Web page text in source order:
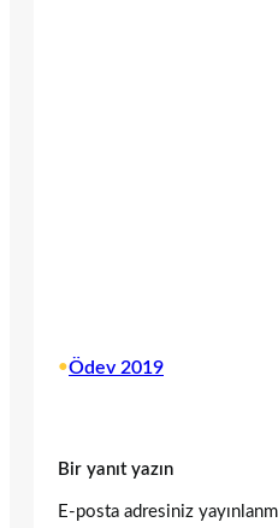
•Ödev 2019
Bir yanıt yazın
E-posta adresiniz